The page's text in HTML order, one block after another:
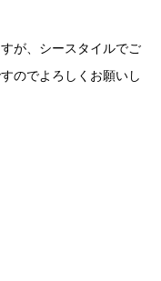
が、シースタイルでご
のでよろしくお願いし